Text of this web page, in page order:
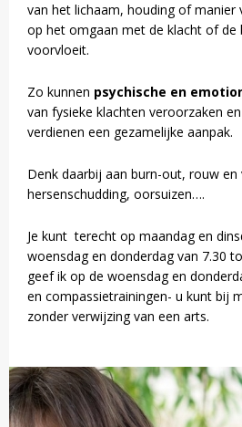
van het lichaam, houding of manier
op het omgaan met de klacht of de
voorvloeit.
Zo kunnen psychische en
van fysieke klachten veroorzaken
verdienen een gezamelijke aanpak.
Denk daarbij aan burn-out, rouw en
hersenschudding, oorsuizen….
Je kunt terecht op maandag en
woensdag en donderdag van 7.30
geef ik op de woensdag en
en compassietrainingen- u kunt bij
zonder verwijzing van een arts.